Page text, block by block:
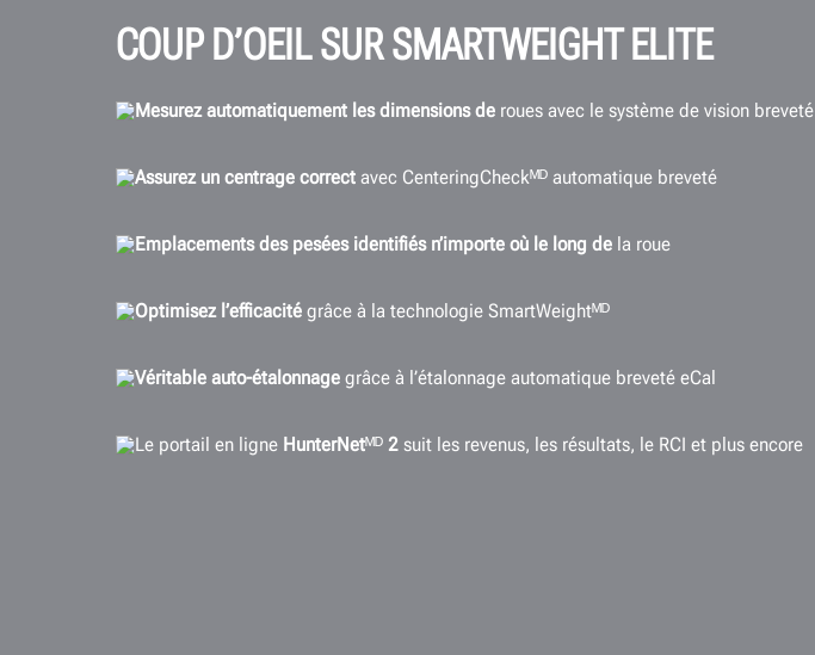
COUP D’OEIL SUR SMARTWEIGHT ELITE
Mesurez automatiquement les dimensions de roues avec le système de vision breveté
Assurez un centrage correct avec CenteringCheckᴹᴰ automatique breveté
Emplacements des pesées identifiés n’importe où le long de la roue
Optimisez l’efficacité grâce à la technologie SmartWeightᴹᴰ
Véritable auto-étalonnage grâce à l’étalonnage automatique breveté eCal
Le portail en ligne HunterNetᴹᴰ 2 suit les revenus, les résultats, le RCI et plus encore